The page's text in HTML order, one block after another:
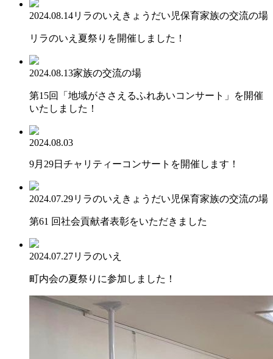
2024.08.14リラのいえ きょうだい児保育家族の交流の場
リラのいえ夏祭りを開催しました！
2024.08.13家族の交流の場
第15回「地域がささえるふれあいコンサート」を開催
いたしました！
2024.08.03
9月29日チャリティーコンサートを開催します！
2024.07.29リラのいえ きょうだい児保育家族の交流の場
第61 回社会貢献者表彰をいただきました
2024.07.27リラのいえ
町内会の夏祭りに参加しました！